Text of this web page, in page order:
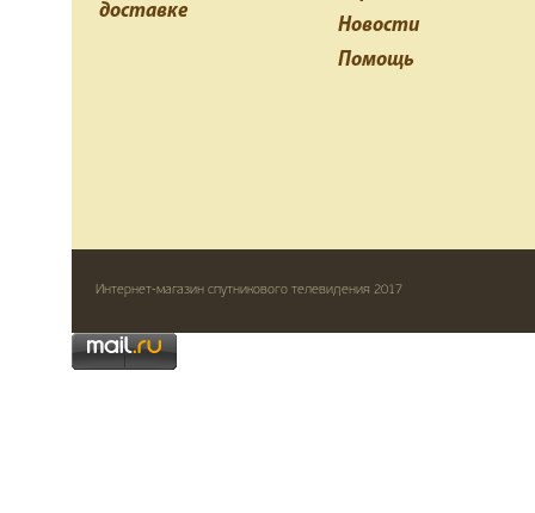
доставке
Новости
Помощь
Интернет-магазин спутникового телевидения 2017